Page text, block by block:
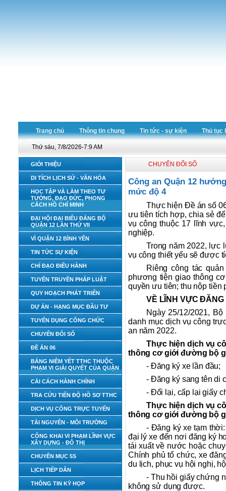
Trang chủ Thông tin chung Tin tức - sự kiện Thủ tục
Thứ sáu, 7/8/2026-7:9 AM
GIỚI THIỆU
DI TÍCH LỊCH SỬ - VĂN HÓA
HỌC TẬP VÀ LÀM THEO TƯ
TƯỞNG, ĐẠO ĐỨC, PHONG
CÁCH HỒ CHÍ MINH
ĐẠI HỘI ĐẠI BIỂU ĐẢNG BỘ
QUẬN 12 LẦN THỨ VII
VÌ QUẬN 12 BÌNH YÊN
TIN TỨC SỰ KIỆN
CHỈ ĐẠO ĐIỀU HÀNH
TUYÊN TRUYỀN PHÁP LUẬT
QUY HOẠCH PHÁT TRIỂN
DỰ ÁN - HẠNG MỤC ĐẦU TƯ
TUYỂN DỤNG CÔNG CHỨC
CHUYỂN ĐỔI SỐ
ĐỀ ÁN 06
BẢNG NIÊM YẾT TTHC THUỘC
PHẠM VI GIẢI QUYẾT CỦA QUẬN
CẢI CÁCH HÀNH CHÍNH
TRA CỨU TIẾN ĐỘ HỒ SƠ TTHC
DỊCH VỤ CÔNG TRỰC TUYẾN
TÀI NGUYÊN - MÔI TRƯỜNG
CÔNG KHAI VI PHẠM LĨNH VỰC
XÂY DỰNG - ĐÔ THỊ
CHUYÊN MỤC 5S
LỊCH TIẾP DÂN
THÔNG TIN KỲ HỌP
CHUYỂN ĐỔI SỐ
Công an Quận 12
mức độ 4
Thực hiện Đề án số
ưu tiên tích hợp, chia sẻ
vụ công thuộc 17 lĩnh
nghiệp.
Trong năm 2022, lực
vụ công thiết yếu sẽ được
Riêng công tác
phương tiện giao thông
quyền ưu tiên; thu nộp tiền
VỀ LĨNH VỰC ĐĂNG
Ngày 25/12/2021,
danh mục dịch vụ công
an năm 2022.
Thực hiện dịch vụ
thông cơ giới đường bộ
- Đăng ký xe lần đầu;
- Đăng ký sang tên di
- Đổi lại, cấp lại giấy
Thực hiện dịch vụ
thông cơ giới đường bộ
- Đăng ký xe tạm
đại lý xe đến nơi đăng ký
tái xuất về nước hoặc
Chính phủ tổ chức, xe
du lịch, phục vụ hội nghị,
- Thu hồi giấy chứng
không sử dụng được.